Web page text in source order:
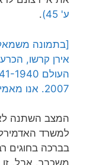
ע' 45)
.
[בתמונה
אירן קרשו,
2007. אנו מאמינים שאנו עשים בכריכה שימוש הוגן]
המצב השתנה
בברכה בחוגים